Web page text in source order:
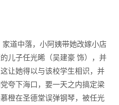
道中落，小阿姨带她改嫁小店
儿子任光晞（吴建豪 饰），并
让她得以与该校学生相识，并
夸下海口，要一天之内搞定梁
橙在圣德堂误弹钢琴，被任光